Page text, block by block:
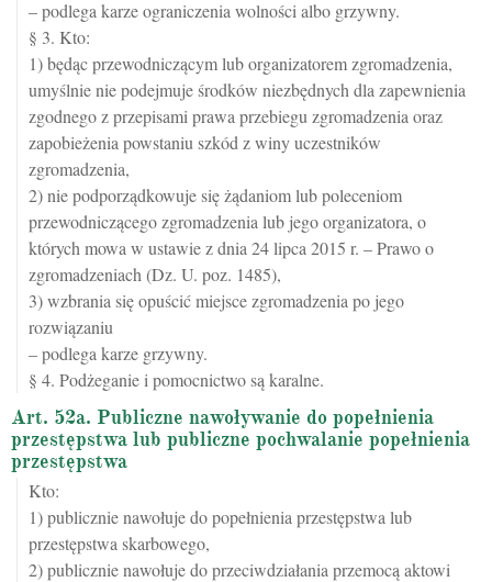
– podlega karze ograniczenia wolności albo grzywny.
§ 3. Kto:
1) będąc przewodniczącym lub organizatorem zgromadzenia,
umyślnie nie podejmuje środków niezbędnych dla zapewnienia
zgodnego z przepisami prawa przebiegu zgromadzenia oraz
zapobieżenia powstaniu szkód z winy uczestników
zgromadzenia,
2) nie podporządkowuje się żądaniom lub poleceniom
przewodniczącego zgromadzenia lub jego organizatora, o
których mowa w ustawie z dnia 24 lipca 2015 r. – Prawo o
zgromadzeniach (Dz. U. poz. 1485),
3) wzbrania się opuścić miejsce zgromadzenia po jego
rozwiązaniu
– podlega karze grzywny.
§ 4. Podżeganie i pomocnictwo są karalne.
Art. 52a. Publiczne nawoływanie do popełnienia
przestępstwa lub publiczne pochwalanie popełnienia
przestępstwa
Kto:
1) publicznie nawołuje do popełnienia przestępstwa lub
przestępstwa skarbowego,
2) publicznie nawołuje do przeciwdziałania przemocą aktowi